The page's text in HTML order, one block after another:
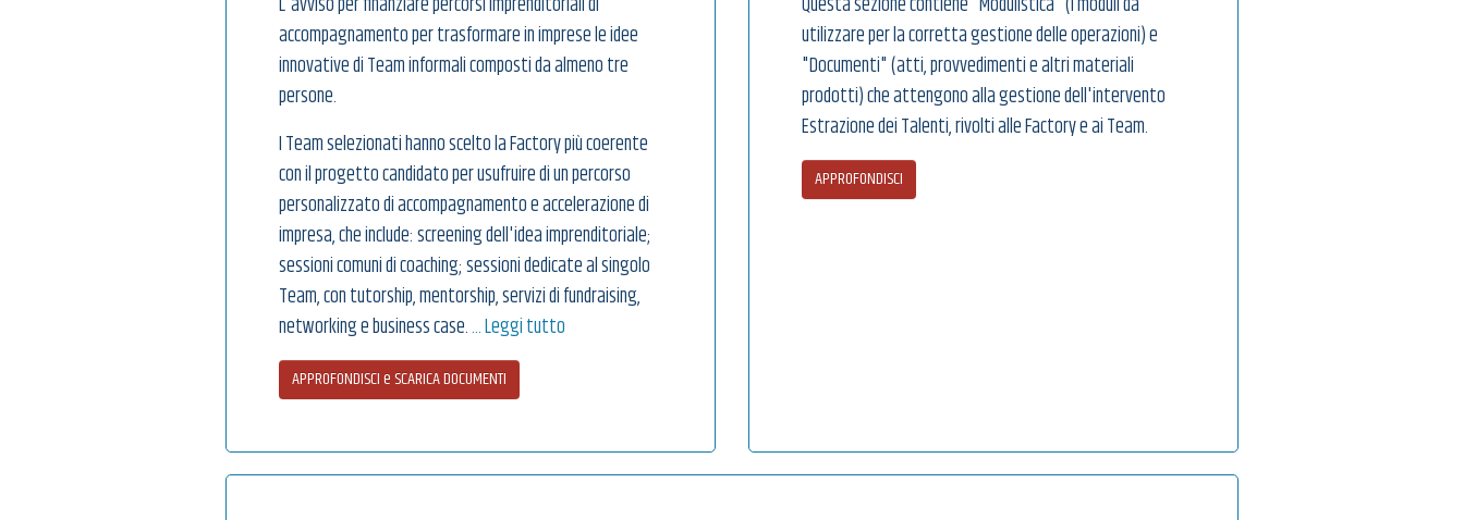
accompagnamento per trasformare in imprese le idee
innovative di Team informali composti da almeno tre
persone.
I Team selezionati hanno scelto la Factory più coerente
con il progetto candidato per usufruire di un percorso
personalizzato di accompagnamento e accelerazione di
impresa, che include: screening dell'idea imprenditoriale;
sessioni comuni di coaching; sessioni dedicate al singolo
Team, con tutorship, mentorship, servizi di fundraising,
networking e business case.… Leggi tutto
APPROFONDISCI e SCARICA DOCUMENTI
utilizzare per la corretta gestione delle operazioni) e
"Documenti" (atti, provvedimenti e altri materiali
prodotti) che attengono alla gestione dell'intervento
Estrazione dei Talenti, rivolti alle Factory e ai Team.
APPROFONDISCI